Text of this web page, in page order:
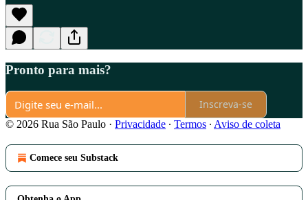
Pronto para mais?
Inscreva-se
© 2026 Rua São Paulo · Privacidade ∙ Termos ∙ Aviso de coleta
Comece seu Substack